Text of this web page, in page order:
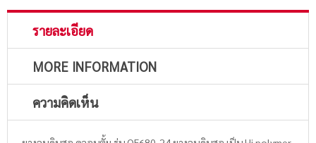
รายละเอียด
MORE INFORMATION
ความคิดเห็น